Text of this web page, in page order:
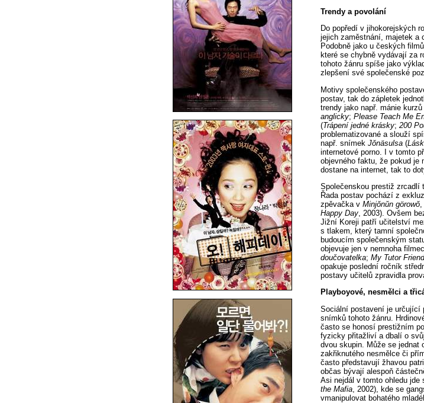
Trendy a povolání
Do popředí v jihokorejských
jejich zaměstnání, majetek a
Podobně jako u českých
které se chybně vydávají za
tohoto žánru spíše jako
zlepšení své společenské
Motivy společenského
postav, tak do zápletek
trendy jako např. mánie
anglicky; Please Teach Me
(Trápení jedné krásky; 200
problematizované a slouží
např. snímek Jŏnäsulsa (
internetové porno. I v tomto
objevného faktu, že pokud je
dostane na internet, tak to
Společenskou prestiž zrcadlí
Řada postav pochází z
zpěvačka v Minjŏnŭn görowŏ
Happy Day , 2003). Ovšem
Jižní Koreji patří učitelství
s tlakem, který tamní
budoucím společenským
objevuje jen v nemnoha
doučovatelka; My Tutor Friend
opakuje poslední ročník
postavy učitelů zpravidla
Playboyové, nesmělci a
Sociální postavení je určující
snímků tohoto žánru.
často se honosí prestižním
fyzicky přitažliví a dbalí o
dvou skupin. Může se jednat
zakřiknutého nesmělce či
často představují žhavou
občas bývají alespoň
Asi nejdál v tomto ohledu jde
the Mafia , 2002), kde se
vmanipulovat bohatého